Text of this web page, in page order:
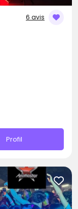
6 avis
Profil